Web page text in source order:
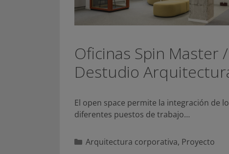
Oficinas Spin Master /
Destudio
El open space permite la integración de
diferentes puestos de trabajo…
Categorías
Arquitectura corporativa, Proyecto